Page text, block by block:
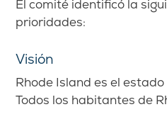
El comité identificó la
prioridades:
Visión
Rhode Island es el
Todos los habitantes de